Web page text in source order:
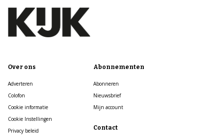
Over ons
Adverteren
Colofon
Cookie informatie
Cookie Instellingen
Privacy beleid
Abonnementen
Abonneren
Nieuwsbrief
Mijn account
Contact